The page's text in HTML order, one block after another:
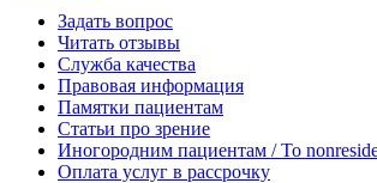
Задать вопрос
Читать отзывы
Служба качества
Правовая информация
Памятки пациентам
Статьи про зрение
Иногородним пациентам / To
Оплата услуг в рассрочку